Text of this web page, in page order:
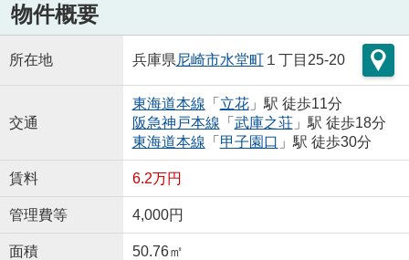
物件概要
所在地 兵庫県尼崎市水堂町１丁目25-20
交通
東海道本線 「 立花」駅 徒歩11分
阪急神戸本線 「 武庫之荘」駅 徒歩18分
東海道本線 「 甲子園口 」駅 徒歩30分
賃料 6.2万円
管理費等 4,000円
面積 50.76㎡